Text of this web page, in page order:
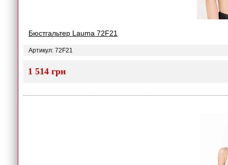
Бюстгальтер Lauma 72F21
Артикул: 72F21
1 514 грн